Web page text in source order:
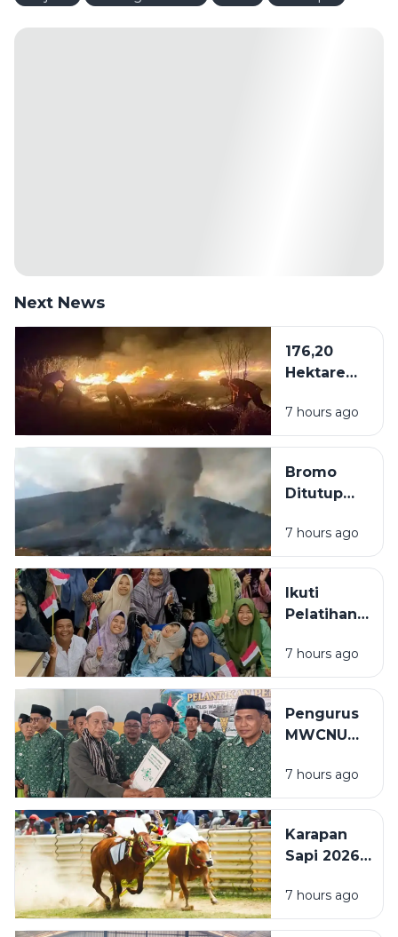
Next News
176,20
Hektare
Bromo
Dilalap Api,
Karhutla via
Darat dan
7 hours ago
Bromo
Ditutup
Kebakaran,
Wisatawan
Reschedule
atau
Tiket
7 hours ago
Ikuti
Pelatihan
Qur'an
Isyarat,
Disabilitas:
Saya
Bisa Baca
Sedikit
7 hours ago
Pengurus
MWCNU
Mandangin
Dilantik,
Perkuat
Organisasi
Pelayanan
Umat
7 hours ago
Karapan
Sapi 2026
Wajib NISK
dan
7 hours ago